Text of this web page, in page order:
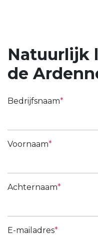
Natuurlijk
de
Bedrijfsnaam
Voornaam
Achternaam
E-mailadres